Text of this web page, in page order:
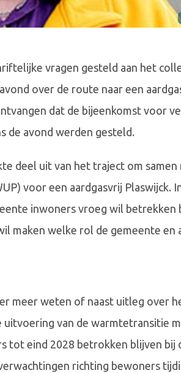
vragen gesteld aan het
over de route naar een
dat de bijeenkomst voor
de avond werden gesteld.
deel uit van het traject om samen
voor een aardgasvrij Plaswijck.
inwoners vroeg wil betrekken
maken welke rol de gemeente en
meer weten of naast uitleg over
van de warmtetransitie
tot eind 2028 betrokken blijven bij
richting bewoners